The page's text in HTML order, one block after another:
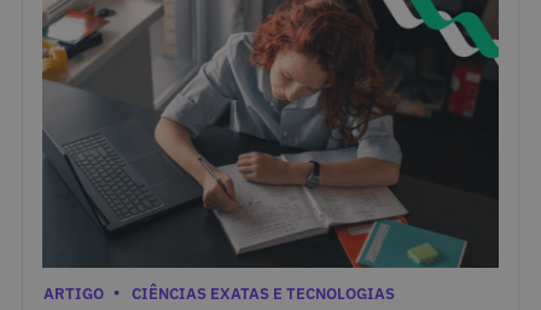
22 de Maio de 2024
Categorias
ARTIGO CIÊNCIAS EXATAS E TECNOLOGIAS